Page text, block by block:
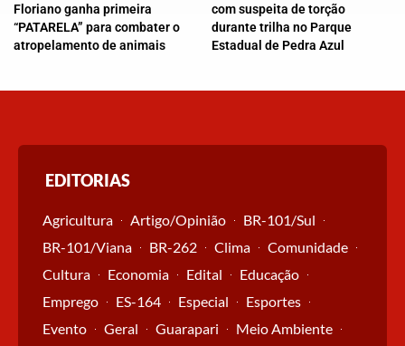
Floriano ganha primeira
“PATARELA” para combater o
atropelamento de animais
com suspeita de torção
durante trilha no Parque
Estadual de Pedra Azul
EDITORIAS
Agricultura Artigo/Opinião
BR-101/Sul
BR-101/Viana
BR-262 Clima
Comunidade
Cultura
Economia Edital
Educação
Emprego
ES-164 Especial
Esportes
Evento
Geral Guarapari
Meio Ambiente